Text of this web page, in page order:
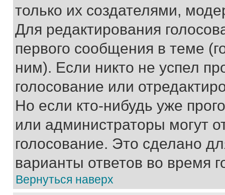
только их создателями,
Для редактирования
первого сообщения в теме
ним). Если никто не успел
голосование или
Но если кто-нибудь уже
или администраторы могут
голосование. Это сделано
варианты ответов во время
Вернуться наверх